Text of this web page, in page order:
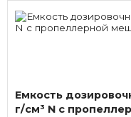
Емкость
г/см³ N с